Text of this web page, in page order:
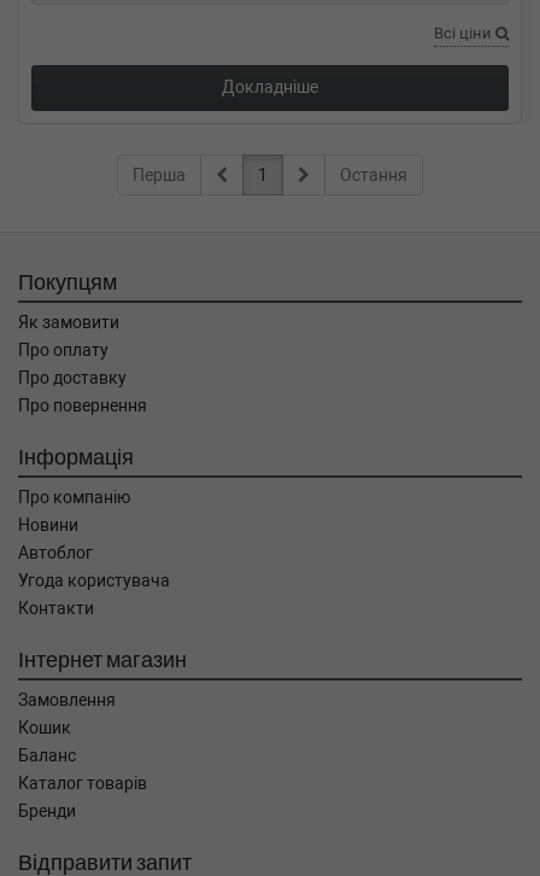
Всі ціни
Докладніше
Перша 1 Остання
Покупцям
Як замовити
Про оплату
Про доставку
Про повернення
Інформація
Про компанію
Новини
Автоблог
Угода користувача
Контакти
Інтернет магазин
Замовлення
Кошик
Баланс
Каталог товарів
Бренди
Відправити запит